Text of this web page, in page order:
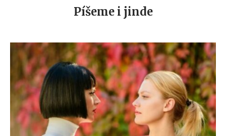
Píšeme i jinde